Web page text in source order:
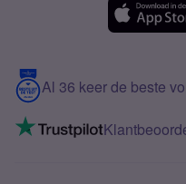
Meerdere nummers
5G internet
Mobiel internet
Mobiel abonnement
Contact
VoLTE 4G bellen
Al 36 keer de beste